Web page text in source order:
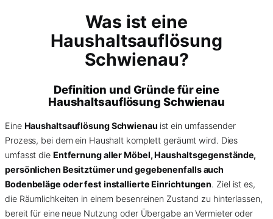
Was ist eine
Haushaltsauflösung
Schwienau?
Definition und Gründe für eine
Haushaltsauflösung Schwienau
Eine Haushaltsauflösung Schwienau ist ein umfassender
Prozess, bei dem ein Haushalt komplett geräumt wird. Dies
umfasst die Entfernung aller Möbel, Haushaltsgegenstände,
persönlichen Besitztümer und gegebenenfalls auch
Bodenbeläge oder fest installierte Einrichtungen. Ziel ist es,
die Räumlichkeiten in einem besenreinen Zustand zu hinterlassen,
bereit für eine neue Nutzung oder Übergabe an Vermieter oder